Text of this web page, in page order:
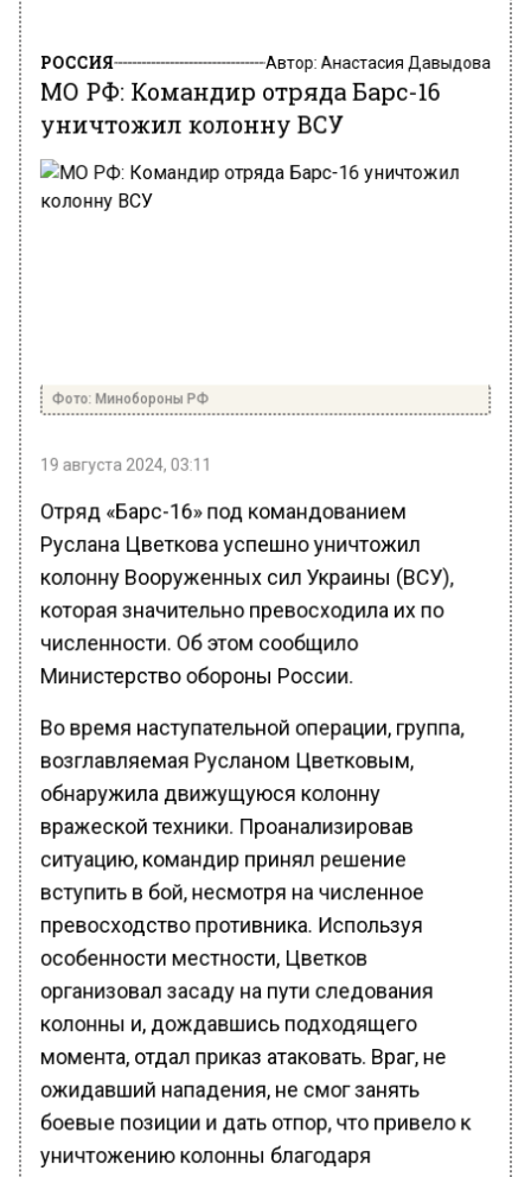
РОССИЯ Автор: Анастасия Давыдова
МО РФ: Командир отряда Барс-16
уничтожил колонну ВСУ
Фото: Минобороны РФ
19 августа 2024, 03:11
Отряд «Барс-16» под командованием
Руслана Цветкова успешно уничтожил
колонну Вооруженных сил Украины (ВСУ),
которая значительно превосходила их по
численности. Об этом сообщило
Министерство обороны России.
Во время наступательной операции, группа,
возглавляемая Русланом Цветковым,
обнаружила движущуюся колонну
вражеской техники. Проанализировав
ситуацию, командир принял решение
вступить в бой, несмотря на численное
превосходство противника. Используя
особенности местности, Цветков
организовал засаду на пути следования
колонны и, дождавшись подходящего
момента, отдал приказ атаковать. Враг, не
ожидавший нападения, не смог занять
боевые позиции и дать отпор, что привело к
уничтожению колонны благодаря